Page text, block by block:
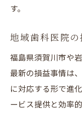
す。
地域歯科医院
福島県須賀川市や
最新の損益事情は
に対応する形で進
ービス提供と効率